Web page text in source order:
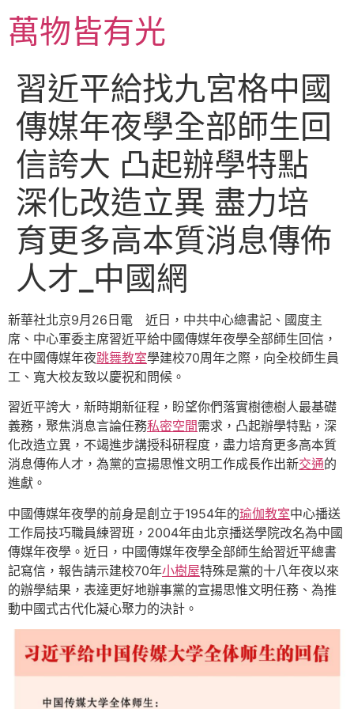
主萬物皆有光
習近平給找九宮格中國
傳媒年夜學全部師生回
信誇大 凸起辦學特點
深化改造立異 盡力培
育更多高本質消息傳佈
人才_中國網
新華社北京9月26日電 近日，中共中心總書記、國度主
席、中心軍委主席習近平給中國傳媒年夜學全部師生回信，
在中國傳媒年夜跳舞教室學建校70周年之際，向全校師生員
工、寬大校友致以慶祝和問候。
習近平誇大，新時期新征程，盼望你們落實樹德樹人最基礎
義務，聚焦消息言論任務私密空間需求，凸起辦學特點，深
化改造立異，不竭進步講授科研程度，盡力培育更多高本質
消息傳佈人才，為黨的宣揚思惟文明工作成長作出新交通的
進獻。
中國傳媒年夜學的前身是創立于1954年的瑜伽教室中心播送
工作局技巧職員練習班，2004年由北京播送學院改名為中國
傳媒年夜學。近日，中國傳媒年夜學全部師生給習近平總書
記寫信，報告請示建校70年小樹屋特殊是黨的十八年夜以來
的辦學結果，表達更好地辦事黨的宣揚思惟文明任務、為推
動中國式古代化凝心聚力的決計。